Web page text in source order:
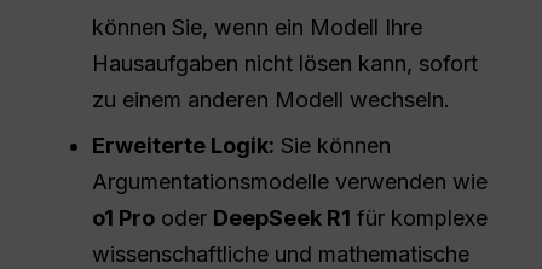
können Sie, wenn ein Modell Ihre
Hausaufgaben nicht lösen kann, sofort
zu einem anderen Modell wechseln.
Erweiterte Logik: Sie können
Argumentationsmodelle verwenden wie
o1 Pro oder DeepSeek R1 für komplexe
wissenschaftliche und mathematische